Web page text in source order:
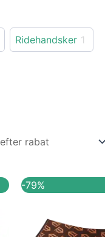
Ridehandsker 1
-79%
949,00